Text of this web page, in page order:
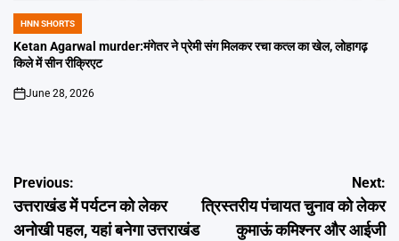
POSTED
IN
HNN SHORTS
Ketan Agarwal murder:मंगेतर ने प्रेमी संग मिलकर रचा कत्ल का खेल, लोहागढ़
किले में सीन रीक्रिएट
on
June 28, 2026
Post
navigation
Previous:
उत्तराखंड में पर्यटन को लेकर
अनोखी पहल, यहां बनेगा उत्तराखंड
Next:
त्रिस्तरीय पंचायत चुनाव को लेकर
कुमाऊं कमिश्नर और आईजी